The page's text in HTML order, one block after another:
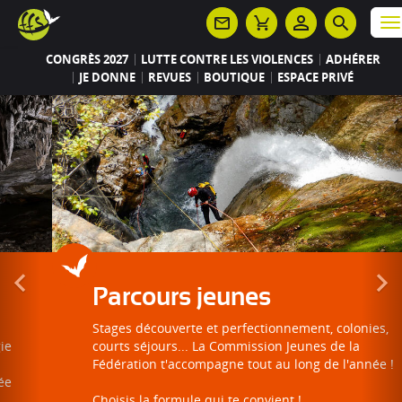
CONGRÈS 2027 LUTTE CONTRE LES VIOLENCES
ADHÉRER
JE DONNE
REVUES BOUTIQUE ESPACE PRIVÉ
Parcours jeunes
Stages découverte et perfectionnement, colonies,
courts séjours... La Commission Jeunes de la
Fédération t'accompagne tout au long de l'année !
Panneau de gestion des cookies